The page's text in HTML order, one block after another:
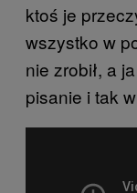
ktoś je
wszystko w
nie zrobił, a
pisanie i tak